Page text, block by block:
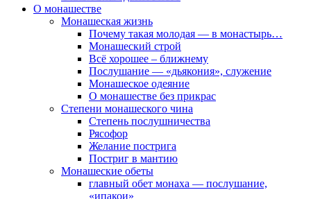
О монашестве
Монашеская жизнь
Почему такая молодая — в монастырь…
Монашеский строй
Всё хорошее – ближнему
Послушание — «дьякония», служение
Монашеское одеяние
О монашестве без прикрас
Степени монашеского чина
Степень послушничества
Рясофор
Желание пострига
Постриг в мантию
Монашеские обеты
главный обет монаха — послушание,
«ипакои»